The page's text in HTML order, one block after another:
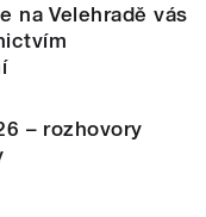
na Velehradě vás
– rozhovory